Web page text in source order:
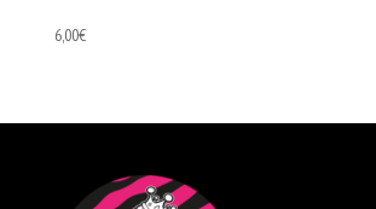
6,00€